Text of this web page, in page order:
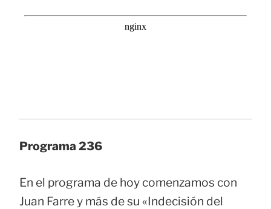
Programa 236
En el programa de hoy comenzamos con
Juan Farre y más de su «Indecisión del